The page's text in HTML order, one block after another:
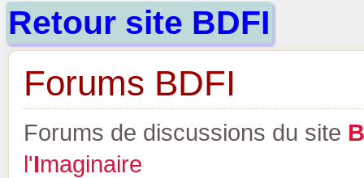
Retour site BDFI
Forums BDFI
Forums de discussions du site B
l'Imaginaire